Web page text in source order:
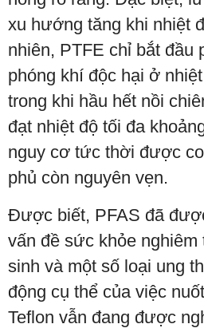
xu hướng tăng khi nhiệt
nhiên, PTFE chỉ bắt đầu
phóng khí độc hại ở
trong khi hầu hết nồi
đạt nhiệt độ tối đa
nguy cơ tức thời được
phủ còn nguyên vẹn.
Được biết, PFAS đã
vấn đề sức khỏe nghiêm
sinh và một số loại ung
động cụ thể của việc
Teflon vẫn đang được